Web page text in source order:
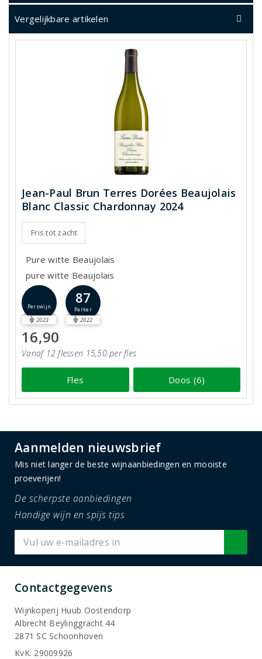
Vergelijkbare artikelen
Jean-Paul Brun Terres Dorées Beaujolais
Blanc Classic Chardonnay 2024
Fris tot zacht
Pure witte Beaujolais
pure witte Beaujolais
Perswijn
2023
87
Parker
2022
16,90
Vanaf 12 flessen 15,50 per fles
Fles Doos (6)
Aanmelden nieuwsbrief
Mis niet langer de beste wijnaanbiedingen en mooiste
proeverijen!
De scherpste aanbiedingen
Handige wijn en spijs tips
Contactgegevens
Wijnkoperij Huub Oostendorp
Albrecht Beylinggracht 44
2871 SC Schoonhoven
KvK: 29009926